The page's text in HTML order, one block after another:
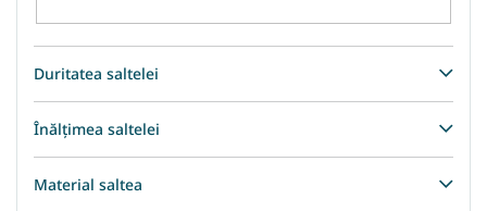
Duritatea saltelei
Înălțimea saltelei
Material saltea